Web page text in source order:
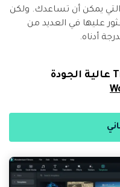
لقد حددنا مقدار قوالب فيديو Tiktok التي يمكن أن تساعدك. ولكن
عليها في العديد من
أدناه.
1. ابحث عن قوالب فيديو TikTok عالية الجودة